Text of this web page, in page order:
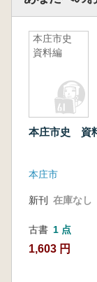
本庄市史
資料編
本庄市史 資
本庄市
新刊 在庫なし
古書 1 点
1,603 円